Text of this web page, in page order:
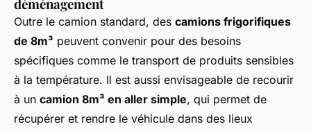
déménagement
Outre le camion standard, des camions frigorifiques
de 8m³ peuvent convenir pour des besoins
spécifiques comme le transport de produits sensibles
à la température. Il est aussi envisageable de recourir
à un camion 8m³ en aller simple, qui permet de
récupérer et rendre le véhicule dans des lieux